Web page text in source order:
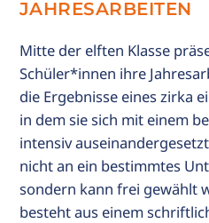
JAHRESARBEITEN
Mitte der elften Klasse
Schüler*innen ihre
die Ergebnisse eines zirka
in dem sie sich mit einem
intensiv
nicht an ein bestimmtes
sondern kann frei gewählt
besteht aus einem